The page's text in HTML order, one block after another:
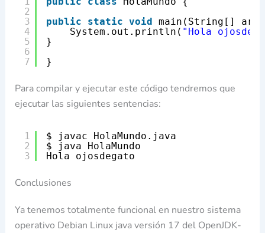
2
3
4
5
6
7
public
static void
System.out.println( "Hola
}
}
Para compilar y ejecutar este código tendremos que
ejecutar las siguientes sentencias:
1
2
3
$ javac HolaMundo.java
$ java HolaMundo
Hola ojosdegato
Conclusiones
Ya tenemos totalmente funcional en nuestro sistema
operativo Debian Linux java versión 17 del OpenJDK-